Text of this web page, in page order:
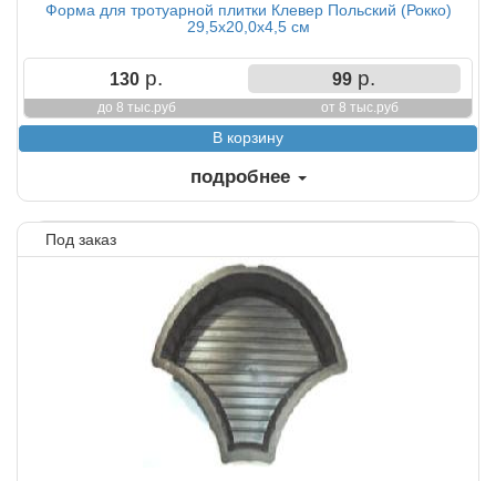
Форма для тротуарной плитки Клевер Польский (Рокко)
29,5х20,0х4,5 см
130 р.
до 8 тыс.руб
99 р.
от 8 тыс.руб
подробнее
Под заказ